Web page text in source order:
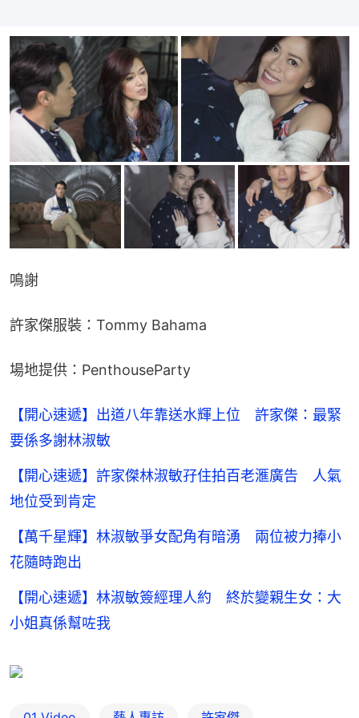
鳴謝
許家傑服裝：Tommy Bahama
場地提供：PenthouseParty
【開心速遞】出道八年靠送水輝上位 許家傑：最緊
要係多謝林淑敏
【開心速遞】許家傑林淑敏孖住拍百老滙廣告 人氣
地位受到肯定
【萬千星輝】林淑敏爭女配角有暗湧 兩位被力捧小
花隨時跑出
【開心速遞】林淑敏簽經理人約 終於變親生女：大
小姐真係幫咗我